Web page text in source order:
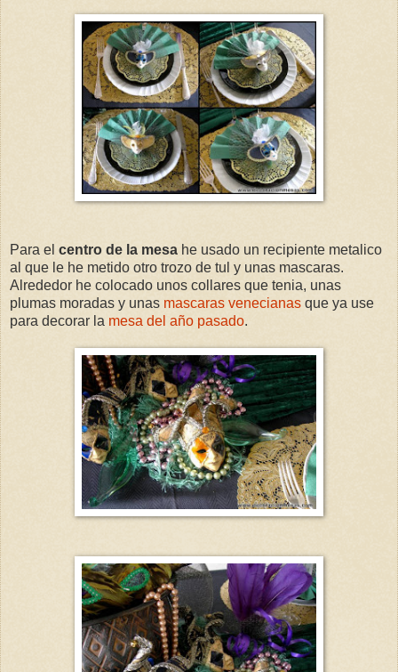
Para el centro de la mesa he usado un recipiente metalico
al que le he metido otro trozo de tul y unas mascaras.
Alrededor he colocado unos collares que tenia, unas
plumas moradas y unas mascaras venecianas que ya use
para decorar la mesa del año pasado.